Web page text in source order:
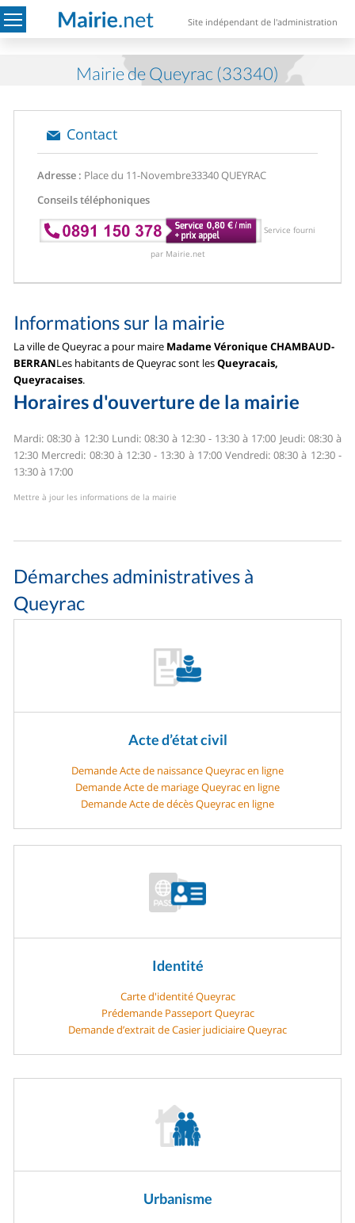
Site indépendant de l'administration
Mairie de Queyrac (33340)
Contact
Adresse : Place du 11-Novembre33340 QUEYRAC
Conseils téléphoniques
Service fourni
par Mairie.net
Informations sur la mairie
La ville de Queyrac a pour maire Madame Véronique CHAMBAUD-
BERRANLes habitants de Queyrac sont lesQueyracais,
Queyracaises.
Horaires d'ouverture de la mairie
Mardi: 08:30 à 12:30Lundi: 08:30 à 12:30 - 13:30 à 17:00 Jeudi: 08:30 à
12:30 Mercredi: 08:30 à 12:30 - 13:30 à 17:00Vendredi: 08:30 à 12:30 -
13:30 à 17:00
Mettre à jour les informations de la mairie
Démarches administratives à
Queyrac
Acte d’état civil
Demande Acte de naissance Queyrac en ligne
Demande Acte de mariage Queyrac en ligne
Demande Acte de décès Queyrac en ligne
Identité
Carte d'identité Queyrac
Prédemande Passeport Queyrac
Demande d’extrait de Casier judiciaire Queyrac
Urbanisme